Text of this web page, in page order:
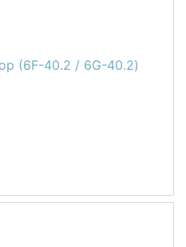
(6F-40.2 / 6G-40.2)